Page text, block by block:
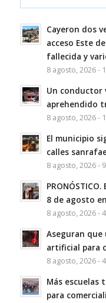
Cayeron dos
acceso Este
fallecida y
8 agosto, 2026 -
Un conductor
aprehendido
8 agosto, 2026 -
El municipio
calles
8 agosto, 2026 -
8 de agosto
8 agosto, 2026 -
Aseguran que
artificial para
8 agosto, 2026 -
Más escuelas
para